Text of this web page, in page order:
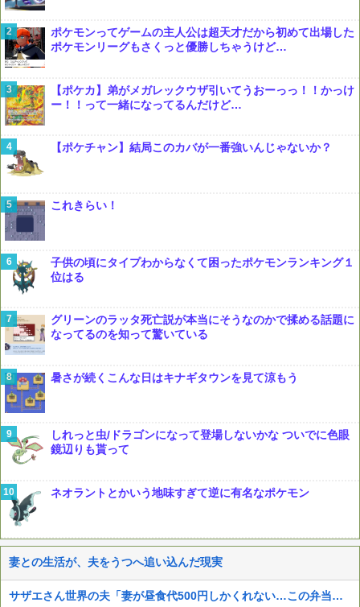
ポケモンってゲームの主人公は超天才だから初めて出場した
ポケモンリーグもさくっと優勝しちゃうけど…
【ポケカ】弟がメガレックウザ引いてうおーっっ！！かっけ
ー！！って一緒になってるんだけど…
【ポケチャン】結局このカバが一番強いんじゃないか？
これきらい！
子供の頃にタイプわからなくて困ったポケモンランキング１
位はる
グリーンのラッタ死亡説が本当にそうなのかで揉める話題に
なってるのを知って驚いている
暑さが続くこんな日はキナギタウンを見て涼もう
しれっと虫/ドラゴンになって登場しないかな ついでに色眼
鏡辺りも貰って
ネオラントとかいう地味すぎて逆に有名なポケモン
妻との生活が、夫をうつへ追い込んだ現実
サザエさん世界の夫「妻が昼食代500円しかくれない…この弁当屋、500円で売っている！その上店員さんも美人だ！毎日行こう！」